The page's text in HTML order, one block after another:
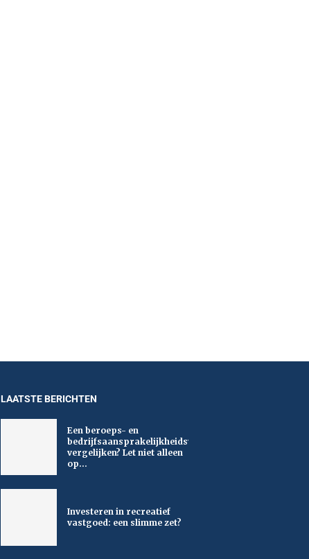
LAATSTE BERICHTEN
Een beroeps- en
bedrijfsaansprakelijkheidsverzekering
vergelijken? Let niet alleen
op...
Investeren in recreatief
vastgoed: een slimme zet?